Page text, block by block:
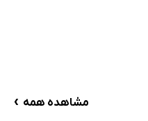
مشاهده همه ›